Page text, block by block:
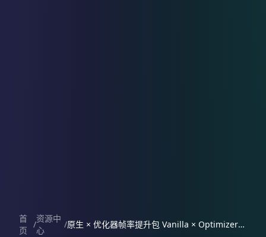
首
页
/
资源中
心
/ 原生 × 优化器帧率提升包 Vanilla × Optimizer FPS Boost